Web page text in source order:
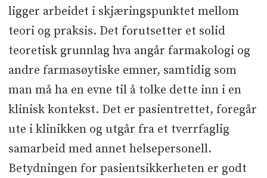
ligger arbeidet i skjæringspunktet mellom
teori og praksis. Det forutsetter et solid
teoretisk grunnlag hva angår farmakologi og
andre farmasøytiske emner, samtidig som
man må ha en evne til å tolke dette inn i en
klinisk kontekst. Det er pasientrettet, foregår
ute i klinikken og utgår fra et tverrfaglig
samarbeid med annet helsepersonell.
Betydningen for pasientsikkerheten er godt